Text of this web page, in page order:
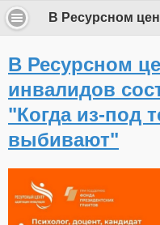
В Ресурсном
инвалидов
"Когда из-под
выбивают"